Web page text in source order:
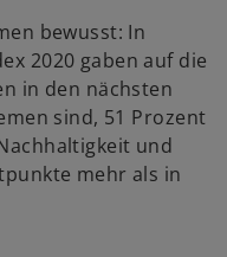
bewusst: In
2020 gaben auf die
in den nächsten
sind, 51 Prozent
und
mehr als in